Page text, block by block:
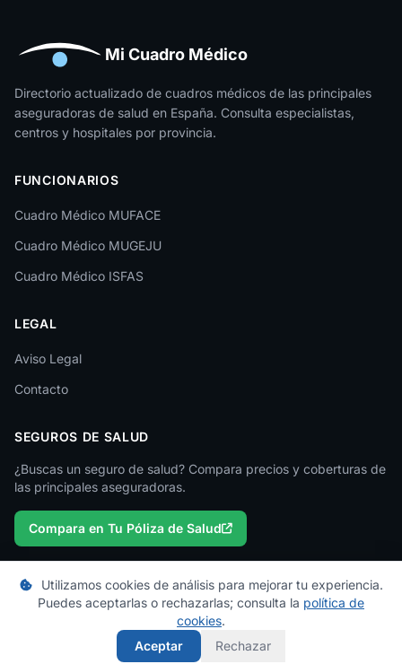
Huesca
Jaén
La Rioja
León
Lleida
Lugo
Málaga
Melilla
Murcia
Palencia
Pontevedra
Salamanca
Santa Cruz de Tenerife
Mi Cuadro Médico
Directorio actualizado de cuadros médicos de las principales
aseguradoras de salud en España. Consulta especialistas,
centros y hospitales por provincia.
FUNCIONARIOS
Cuadro Médico MUFACE
Cuadro Médico MUGEJU
Cuadro Médico ISFAS
LEGAL
Aviso Legal
Contacto
SEGUROS DE SALUD
¿Buscas un seguro de salud? Compara precios y coberturas de
las principales aseguradoras.
Compara en Tu Póliza de Salud
© 2026 micuadromedico.es — Un proyecto de
Los cuadros médicos se actualizan periódicamente. Consulta con tu
aseguradora para información oficial.
Utilizamos cookies de análisis para mejorar tu experiencia.
Puedes aceptarlas o rechazarlas; consulta la política de
cookies.
Aceptar
Rechazar